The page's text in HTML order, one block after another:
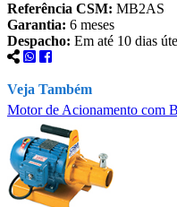
Referência CSM: MB2AS
Garantia: 6 meses
Despacho: Em até 10 dias
Veja Também
Motor de Acionamento com